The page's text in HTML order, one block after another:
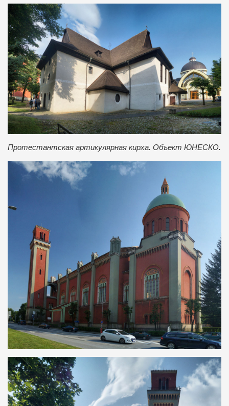
Протестантская артикулярная кирха. Объект ЮНЕСКО.